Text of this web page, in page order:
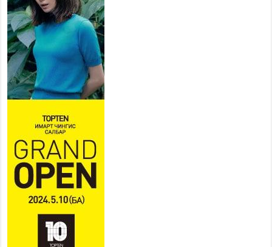
байгаа тул аюулгүй байдлаа
хангаж, үер усны аюулаас
сэрэмжлэхийг нийслэлийн
Онцгой байдлын газраас анхааруулж байна
2026 оны 7 сар 20 / 9 цаг 09 минут
311 алба хаагч, 119 техник хэрэгсэлтэй ажиллаж
үер усны аюул, болзошгүй эрсдэлээс сэргийлж
байна
Аяллаа зөв төлөвлөхийг иргэдэд зөвлөж байна
2026 оны 7 сар 16 / 11 цаг 50 минут
Үер усны болзошгүй аюулаас сэргийлж,
холбогдох байгууллагууд өндөржүүлсэн бэлэн
байдалд ажиллаж байна
2026 оны 7 сар 15 / 13 цаг 06 минут
“Дэлхийн адууны өдөр”-т 15000 морьтон оролцож